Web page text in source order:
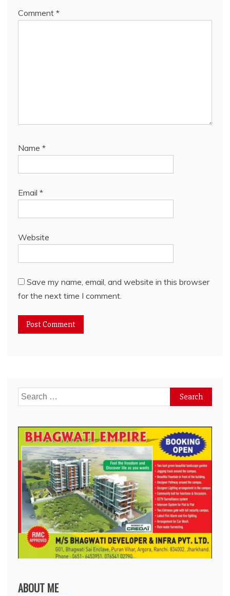
Comment *
Name *
Email *
Website
Save my name, email, and website in this browser
for the next time I comment.
Search
for:
ABOUT ME